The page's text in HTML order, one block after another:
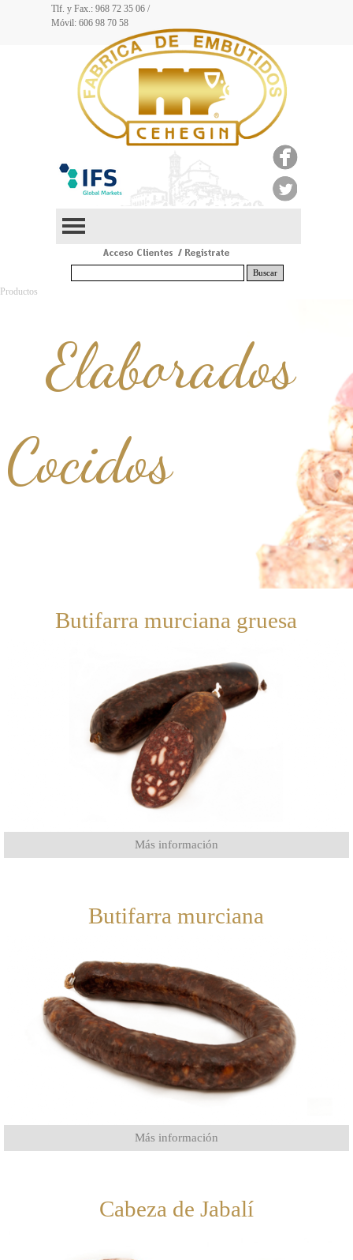
Buscar
Tlf. y Fax.: 968 72 35 06 /
Móvil: 606 98 70 58
Productos
Elaborados
Cocidos
Butifarra murciana gruesa
Más información
Butifarra murciana
Más información
Cabeza de Jabalí